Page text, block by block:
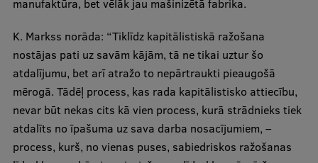
manufaktūra, bet vēlāk jau mašinizētā fabrika.
K. Markss norāda: “Tiklīdz kapitālistiskā ražošana
nostājas pati uz savām kājām, tā ne tikai uztur šo
atdalījumu, bet arī atražo to nepārtraukti pieaugošā
mērogā. Tādēļ process, kas rada kapitālistisko attiecību,
nevar būt nekas cits kā vien process, kurā strādnieks tiek
atdalīts no īpašuma uz sava darba nosacījumiem, –
process, kurš, no vienas puses, sabiedriskos ražošanas